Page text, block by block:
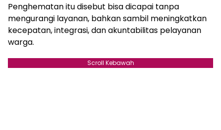
Penghematan itu disebut bisa dicapai tanpa
mengurangi layanan, bahkan sambil meningkatkan
kecepatan, integrasi, dan akuntabilitas pelayanan
warga.
Scroll Kebawah